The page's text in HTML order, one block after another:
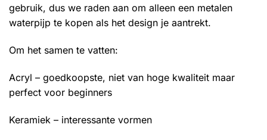
gebruik, dus we raden aan om alleen een metalen
waterpijp te kopen als het design je aantrekt.
Om het samen te vatten:
Acryl – goedkoopste, niet van hoge kwaliteit maar
perfect voor beginners
Keramiek – interessante vormen